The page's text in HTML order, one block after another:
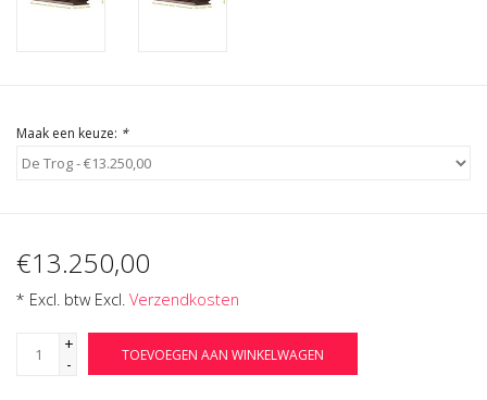
Maak een keuze: *
€13.250,00
* Excl. btw Excl. Verzendkosten
+
-
TOEVOEGEN AAN WINKELWAGEN